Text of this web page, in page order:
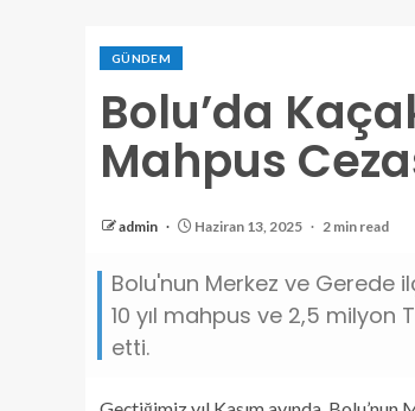
GÜNDEM
Bolu’da
Mahpus
admin Haziran 13, 2025 2 min read
Bolu'nun Merkez ve Gerede
10 yıl mahpus ve 2,5 milyon
etti.